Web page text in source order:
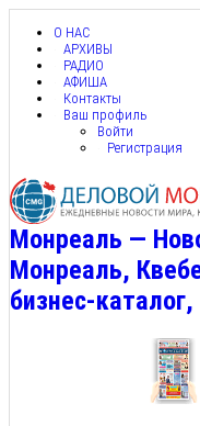
О НАС
АРХИВЫ
РАДИО
АФИША
Контакты
Ваш профиль
Войти
Регистрация
Монреаль —
Монреаль,
бизнес-